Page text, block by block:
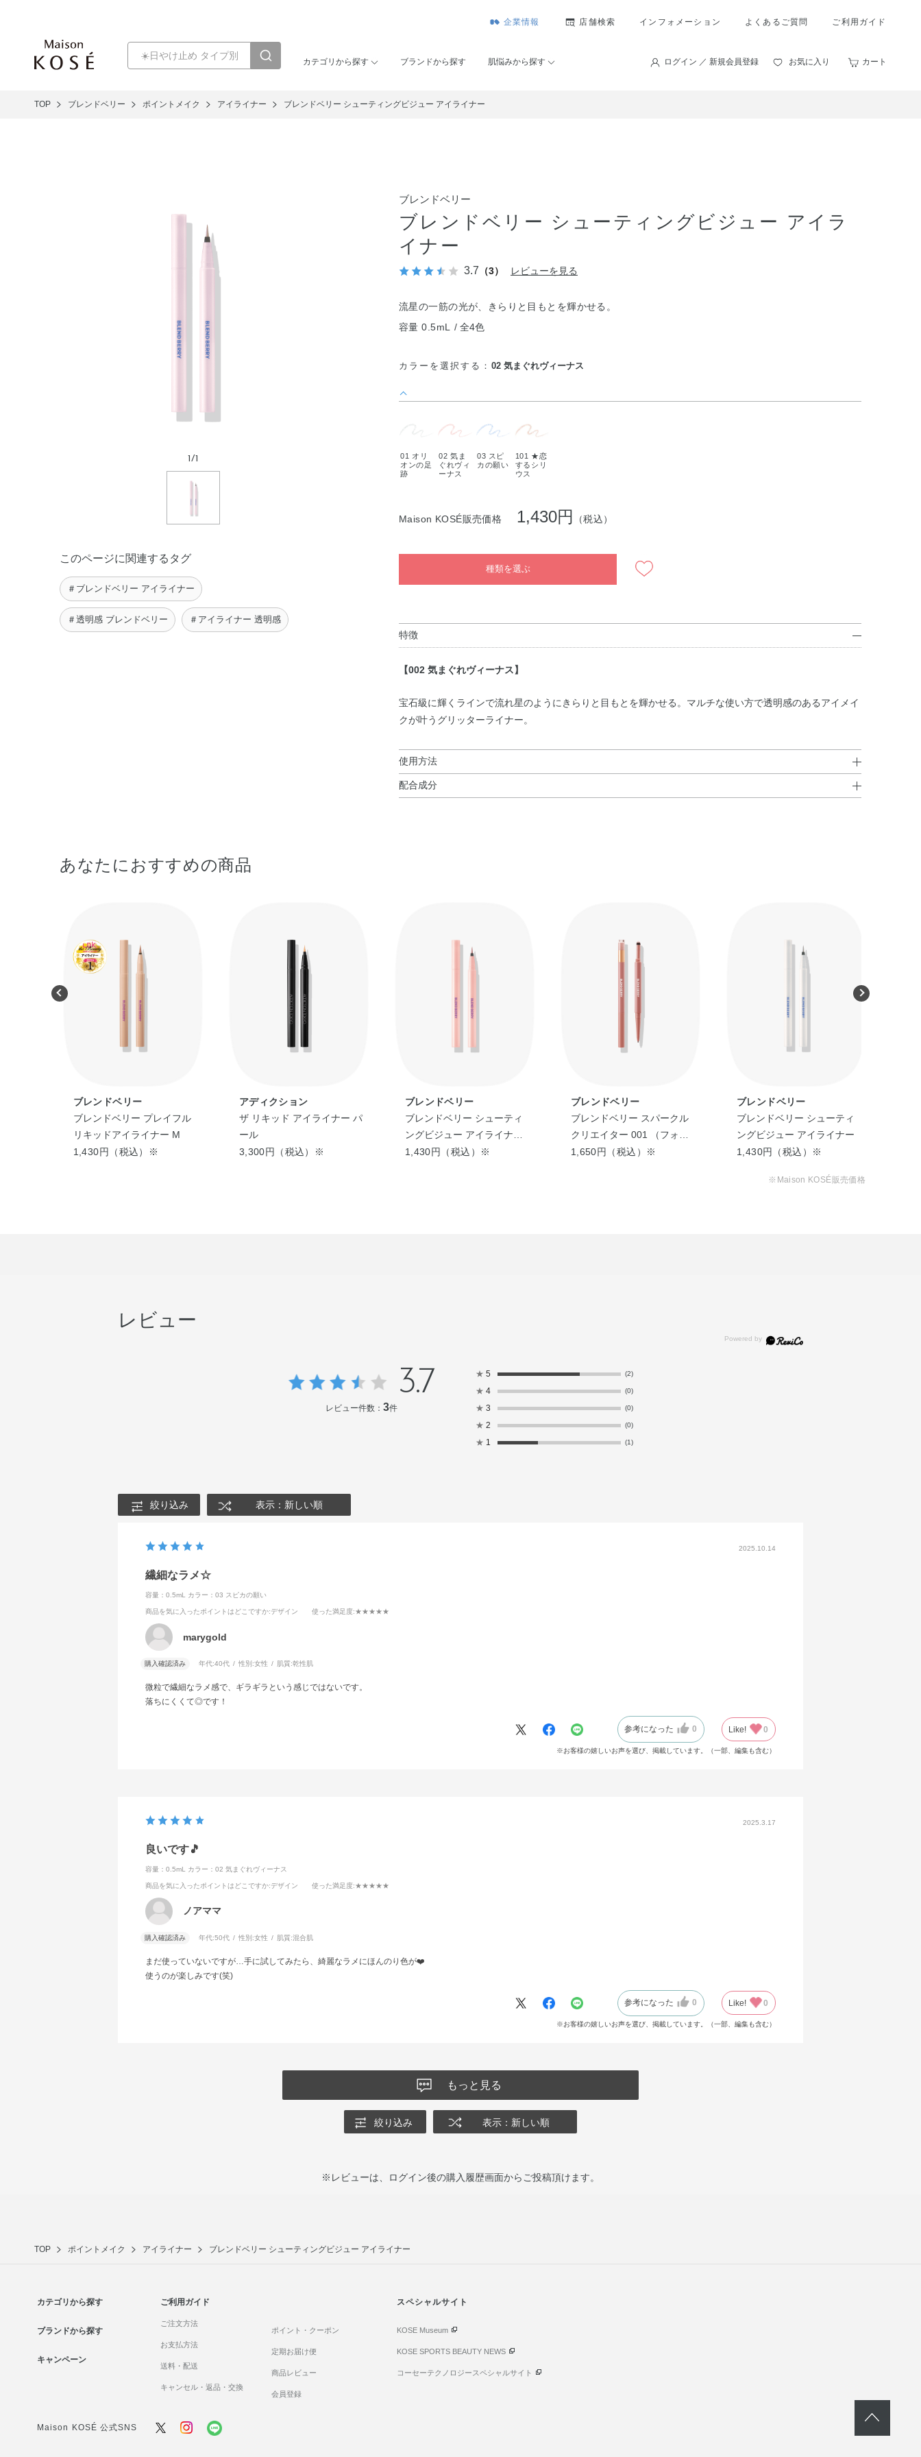
企業情報 店舗検索 インフォメーション よくあるご質問 ご利用ガイド
カテゴリから探す ブランドから探す 肌悩みから探す ログイン ／ 新規会員登録 お気に入り カート
TOP ブレンドベリー ポイントメイク アイライナー ブレンドベリー シューティングビジュー アイライナー
1/1
このページに関連するタグ
＃ブレンドベリー アイライナー
＃透明感 ブレンドベリー ＃アイライナー 透明感
ブレンドベリー
ブレンドベリー シューティングビジュー アイラ
イナー
3.7 （3） レビューを見る
流星の一筋の光が、きらりと目もとを輝かせる。
容量 0.5mL
全4色
カラーを選択する： 02 気まぐれヴィーナス
01 オリ
オンの足
跡
02 気ま
ぐれヴィ
ーナス
03 スピ
カの願い
101 ★恋
するシリ
ウス
Maison KOSÉ販売価格 1,430円 （税込）
種類を選ぶ
特徴
【002 気まぐれヴィーナス】
宝石級に輝くラインで流れ星のようにきらりと目もとを輝かせる。マルチな使い方で透明感のあるアイメイ
クが叶うグリッターライナー。
使用方法
使用方法
配合成分
あなたにおすすめの商品
ブレンドベリー
ブレンドベリー プレイフル
リキッドアイライナー M
1,430円（税込）※
アディクション
ザ リキッド アイライナー パ
ール
3,300円（税込）※
ブレンドベリー
ブレンドベリー シューティ
ングビジュー アイライナー
101（恋するシリウス）
1,430円（税込）※
ブレンドベリー
ブレンドベリー スパークル
クリエイター 001 （フォギ
ーグレー＆ピーチパンチ）
1,650円（税込）※
ブレンドベリー
ブレンドベリー シューティ
ングビジュー アイライナー
1,430円（税込）※
※Maison KOSÉ販売価格
レビュー
3.7
レビュー件数： 3件
★ 5 (2)
★ 4 (0)
★ 3 (0)
★ 2 (0)
★ 1 (1)
絞り込み 表示：新しい順
2025.10.14
繊細なラメ☆
容量：0.5mL カラー：03 スピカの願い
商品を気に入ったポイントはどこですか:デザイン 使った満足度:★★★★★
marygold
購入確認済み 年代:40代 性別:女性 肌質:乾性肌
微粒で繊細なラメ感で、ギラギラという感じではないです。
落ちにくくて◎です！
参考になった 0 Like! 0
※お客様の嬉しいお声を選び、掲載しています。（一部、編集も含む）
2025.3.17
良いです🎵
容量：0.5mL カラー：02 気まぐれヴィーナス
商品を気に入ったポイントはどこですか:デザイン 使った満足度:★★★★★
ノアママ
購入確認済み 年代:50代 性別:女性 肌質:混合肌
まだ使っていないですが…手に試してみたら、綺麗なラメにほんのり色が❤️
使うのが楽しみです(笑)
参考になった 0 Like! 0
※お客様の嬉しいお声を選び、掲載しています。（一部、編集も含む）
もっと見る
絞り込み 表示：新しい順
※レビューは、ログイン後の購入履歴画面からご投稿頂けます。
TOP ポイントメイク アイライナー ブレンドベリー シューティングビジュー アイライナー
カテゴリから探す
ブランドから探す
キャンペーン
ご利用ガイド
ご注文方法
お支払方法
送料・配送
キャンセル・返品・交換
ポイント・クーポン
定期お届け便
商品レビュー
会員登録
スペシャルサイト
KOSE Museum
KOSE SPORTS BEAUTY NEWS
コーセーテクノロジースペシャルサイト
Maison KOSÉ 公式SNS